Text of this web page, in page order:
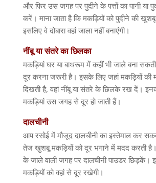
और फिर उस जगह पर पुदीने के पत्तों का पानी या
करें। माना जाता है कि मकड़ियों को पुदीने की खुशबू
इसलिए वे दोबारा वहां जाला नहीं बनाएंगी।
नींबूयासंतरेकाछिलका
मकड़ियां घर या बाथरूम में कहीं भी जाले बना
दूर करना जरूरी है। इसके लिए जहां मकड़ियों की
दिखती है, वहां नींबू या संतरे के छिलके रख दें।
मकड़ियां उस जगह से दूर हो जाती हैं।
दालचीनी
आप रसोई में मौजूद दालचीनी का इस्तेमाल कर
तेज खुशबू मकड़ियों को दूर भगाने में मदद करती
के जाले वाली जगह पर दालचीनी पाउडर छिड़कें।
मकड़ियों को वहां से दूर रखेगी।